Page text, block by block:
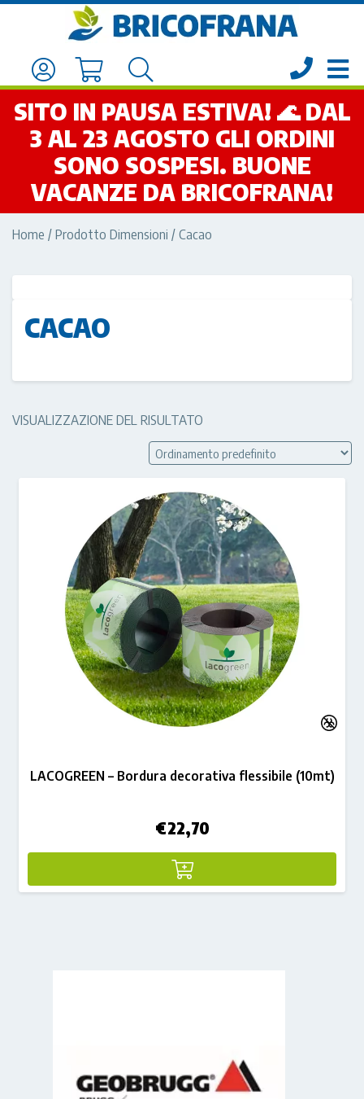
SITO IN PAUSA ESTIVA! 🌊 DAL
3 AL 23 AGOSTO GLI ORDINI
SONO SOSPESI. BUONE
VACANZE DA BRICOFRANA!
Home / Prodotto Dimensioni / Cacao
CACAO
VISUALIZZAZIONE DEL RISULTATO
LACOGREEN – Bordura decorativa flessibile (10mt)
€22,70